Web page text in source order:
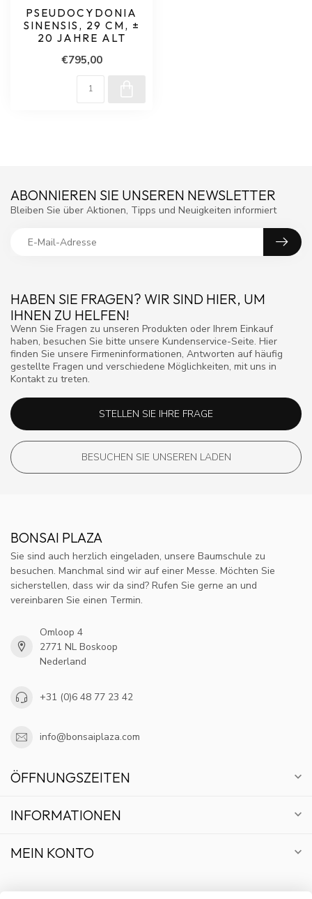
PSEUDOCYDONIA
SINENSIS, 29 CM, ±
20 JAHRE ALT
€795,00
HABEN SIE FRAGEN? WIR SIND HIER, UM
IHNEN ZU HELFEN!
Wenn Sie Fragen zu unseren Produkten oder Ihrem Einkauf
haben, besuchen Sie bitte unsere Kundenservice-Seite. Hier
finden Sie unsere Firmeninformationen, Antworten auf häufig
gestellte Fragen und verschiedene Möglichkeiten, mit uns in
Kontakt zu treten.
STELLEN SIE IHRE FRAGE
BESUCHEN SIE UNSEREN LADEN
ABONNIEREN SIE UNSEREN NEWSLETTER
Bleiben Sie über Aktionen, Tipps und Neuigkeiten informiert
BONSAI PLAZA
Sie sind auch herzlich eingeladen, unsere Baumschule zu
besuchen. Manchmal sind wir auf einer Messe. Möchten Sie
sicherstellen, dass wir da sind? Rufen Sie gerne an und
vereinbaren Sie einen Termin.
Omloop 4
2771 NL Boskoop
Nederland
+31 (0)6 48 77 23 42
info@bonsaiplaza.com
ÖFFNUNGSZEITEN
INFORMATIONEN
MEIN KONTO